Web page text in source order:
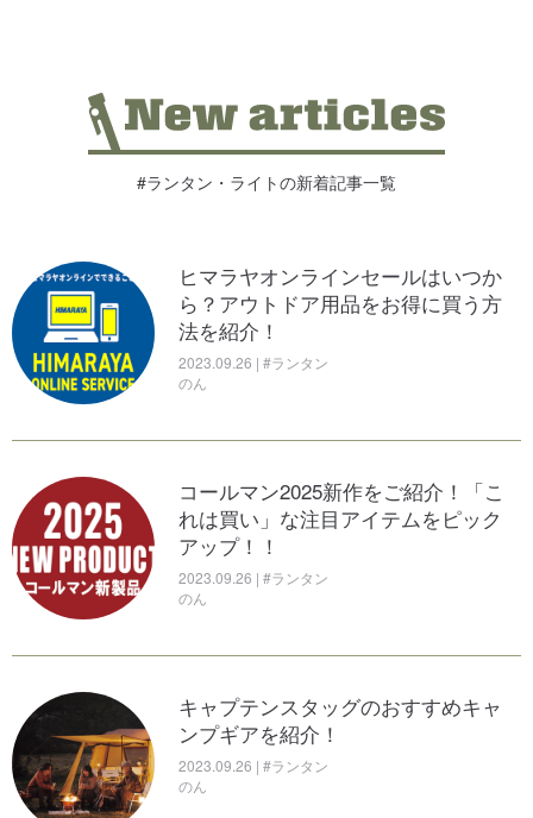
#ランタン・ライトの新着記事一覧
ヒマラヤオンラインセールはいつか
ら？アウトドア用品をお得に買う方
法を紹介！
2023.09.26 | #ランタン
のん
コールマン2025新作をご紹介！「こ
れは買い」な注目アイテムをピック
アップ！！
2023.09.26 | #ランタン
のん
キャプテンスタッグのおすすめキャ
ンプギアを紹介！
2023.09.26 | #ランタン
のん